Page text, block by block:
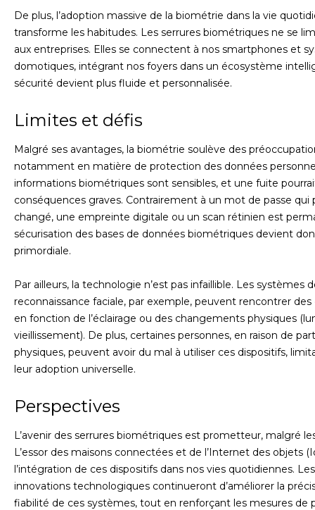
De plus, l’adoption massive de la biométrie dans la vie
transforme les habitudes. Les serrures biométriques ne se
aux entreprises. Elles se connectent à nos smartphones et
domotiques, intégrant nos foyers dans un écosystème
sécurité devient plus fluide et personnalisée.
Limites et défis
Malgré ses avantages, la biométrie soulève des
notamment en matière de protection des données
informations biométriques sont sensibles, et une fuite
conséquences graves. Contrairement à un mot de passe qui
changé, une empreinte digitale ou un scan rétinien est
sécurisation des bases de données biométriques devient
primordiale.
Par ailleurs, la technologie n’est pas infaillible. Les systèmes
reconnaissance faciale, par exemple, peuvent rencontrer
en fonction de l’éclairage ou des changements physiques
vieillissement). De plus, certaines personnes, en raison de
physiques, peuvent avoir du mal à utiliser ces dispositifs,
leur adoption universelle.
Perspectives
L’avenir des serrures biométriques est prometteur, malgré
L’essor des maisons connectées et de l’Internet des objets
l’intégration de ces dispositifs dans nos vies quotidiennes. Les
innovations technologiques continueront d’améliorer la
fiabilité de ces systèmes, tout en renforçant les mesures de